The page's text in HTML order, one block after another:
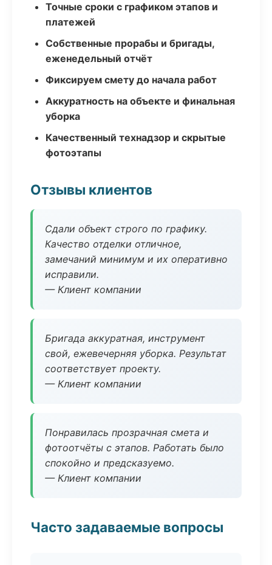
Точные сроки с графиком этапов и
платежей
Собственные прорабы и бригады,
еженедельный отчёт
Фиксируем смету до начала работ
Аккуратность на объекте и финальная
уборка
Качественный технадзор и скрытые
фотоэтапы
Отзывы клиентов
Сдали объект строго по графику.
Качество отделки отличное,
замечаний минимум и их оперативно
исправили.
— Клиент компании
Бригада аккуратная, инструмент
свой, ежевечерняя уборка. Результат
соответствует проекту.
— Клиент компании
Понравилась прозрачная смета и
фотоотчёты с этапов. Работать было
спокойно и предсказуемо.
— Клиент компании
Часто задаваемые вопросы